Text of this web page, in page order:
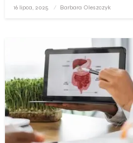
Opublikowane
16 lipca, 2025 Barbara Oleszczyk